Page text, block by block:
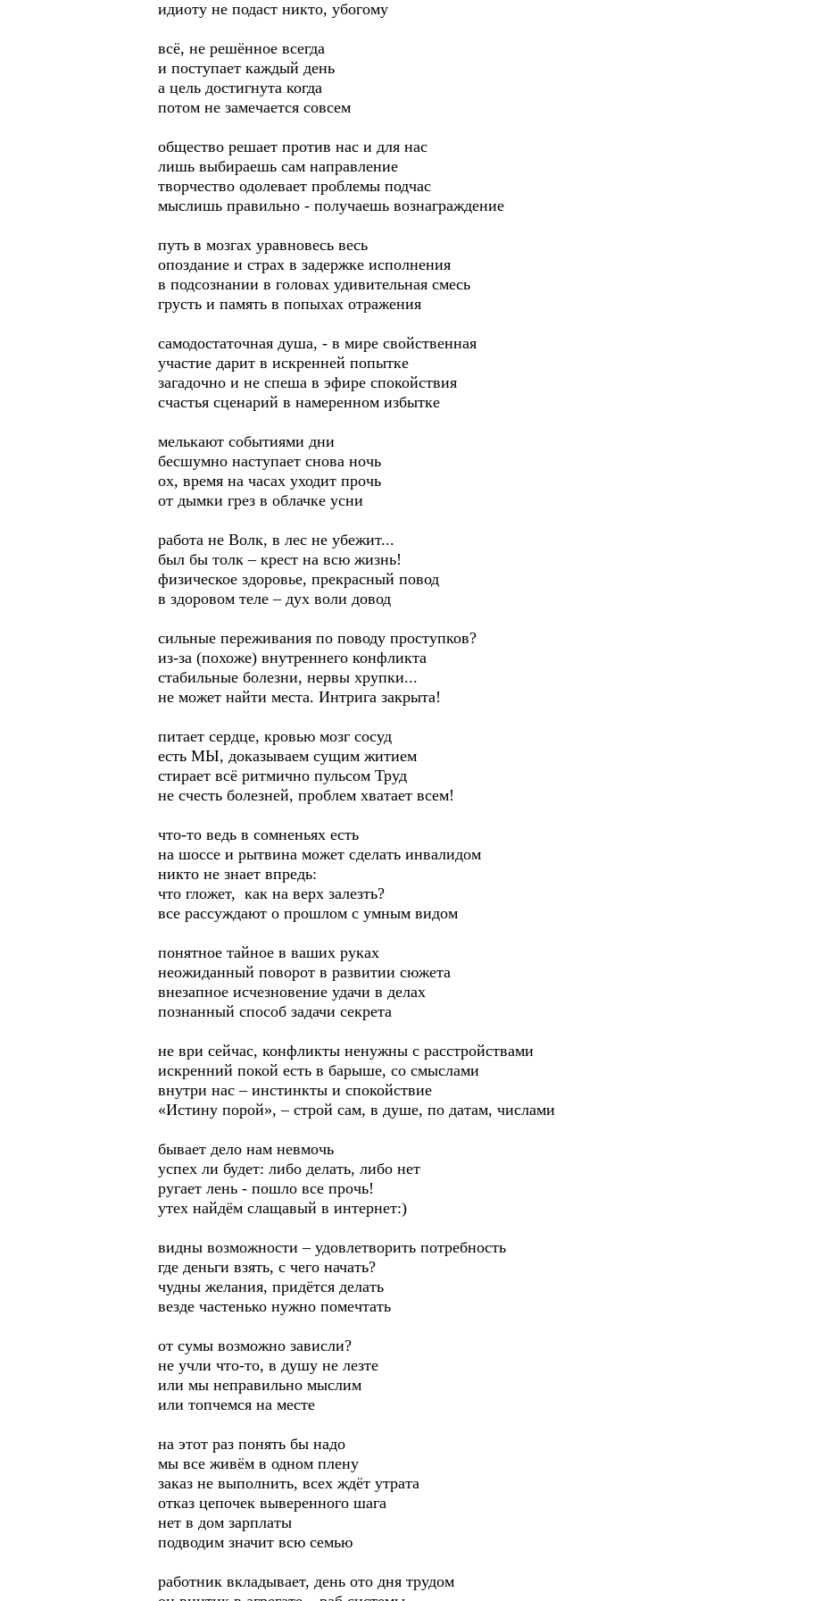
идиоту не подаст никто, убогому
всё, не решённое всегда
и поступает каждый день
а цель достигнута когда
потом не замечается совсем
общество решает против нас и для нас
лишь выбираешь сам направление
творчество одолевает проблемы подчас
мыслишь правильно - получаешь вознаграждение
путь в мозгах уравновесь весь
опоздание и страх в задержке исполнения
в подсознании в головах удивительная смесь
грусть и память в попыхах отражения
самодостаточная душа, - в мире свойственная
участие дарит в искренней попытке
загадочно и не спеша в эфире спокойствия
счастья сценарий в намеренном избытке
мелькают событиями дни
бесшумно наступает снова ночь
ох, время на часах уходит прочь
от дымки грез в облачке усни
работа не Волк, в лес не убежит...
был бы толк – крест на всю жизнь!
физическое здоровье, прекрасный повод
в здоровом теле – дух воли довод
сильные переживания по поводу проступков?
из-за (похоже) внутреннего конфликта
стабильные болезни, нервы хрупки...
не может найти места. Интрига закрыта!
питает сердце, кровью мозг сосуд
есть МЫ, доказываем сущим житием
стирает всё ритмично пульсом Труд
не счесть болезней, проблем хватает всем!
что-то ведь в сомненьях есть
на шоссе и рытвина может сделать инвалидом
никто не знает впредь:
что гложет, как на верх залезть?
все рассуждают о прошлом с умным видом
понятное тайное в ваших руках
неожиданный поворот в развитии сюжета
внезапное исчезновение удачи в делах
познанный способ задачи секрета
не ври сейчас, конфликты ненужны с расстройствами
искренний покой есть в барыше, со смыслами
внутри нас – инстинкты и спокойствие
«Истину порой», – строй сам, в душе, по датам, числами
бывает дело нам невмочь
успех ли будет: либо делать, либо нет
ругает лень - пошло все прочь!
утех найдём слащавый в интернет:)
видны возможности – удовлетворить потребность
где деньги взять, с чего начать?
чудны желания, придётся делать
везде частенько нужно помечтать
от сумы возможно зависли?
не учли что-то, в душу не лезте
или мы неправильно мыслим
или топчемся на месте
на этот раз понять бы надо
мы все живём в одном плену
заказ не выполнить, всех ждёт утрата
отказ цепочек выверенного шага
нет в дом зарплаты
подводим значит всю семью
работник вкладывает, день ото дня трудом